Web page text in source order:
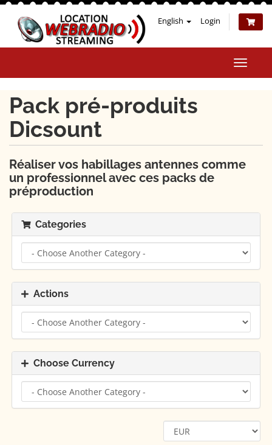
English Login
Toggle
Pack pré-produits
Dicsount
Réaliser vos habillages antennes comme
un professionnel avec ces packs de
préproduction
Categories
Actions
Choose Currency